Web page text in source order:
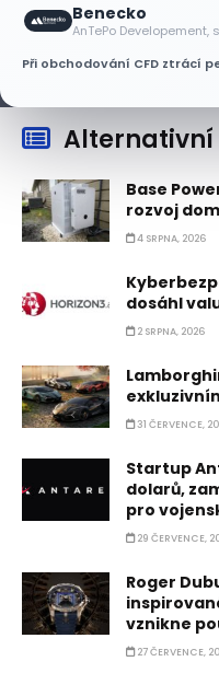
Benecko
AnTePo Developement,
Při obchodování CFD ztrácí
Alternativní
Base
rozvoj
4 SRPNA, 2026
dosáhl
2 SRPNA, 2026
31 ČERVENCE,
Startup
dolarů,
pro
29 ČERVENCE,
Roger
vznikne
27 ČERVENCE,